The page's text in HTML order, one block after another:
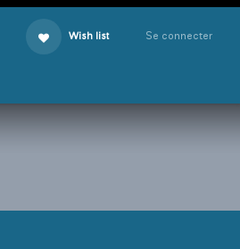
Wish list Se connecter